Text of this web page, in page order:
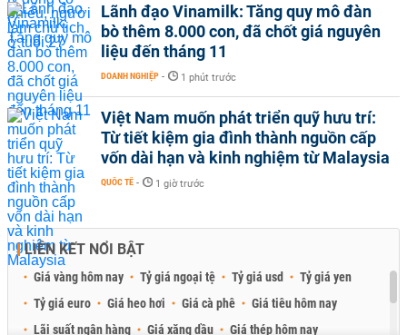
Lãnh đạo Vinamilk: Tăng quy mô đàn
bò thêm 8.000 con, đã chốt giá nguyên
liệu đến tháng 11
DOANH NGHIỆP - 1 phút trước
Việt Nam muốn phát triển quỹ hưu trí:
Từ tiết kiệm gia đình thành nguồn cấp
vốn dài hạn và kinh nghiệm từ Malaysia
QUỐC TẾ - 1 giờ trước
LIÊN KẾT NỔI BẬT
Giá vàng hôm nay Tỷ giá ngoại tệ Tỷ giá usd
Tỷ giá yen
Tỷ giá euro
Giá heo hơi Giá cà phê
Giá tiêu hôm nay
Lãi suất ngân hàng
Giá xăng dầu Giá thép hôm nay